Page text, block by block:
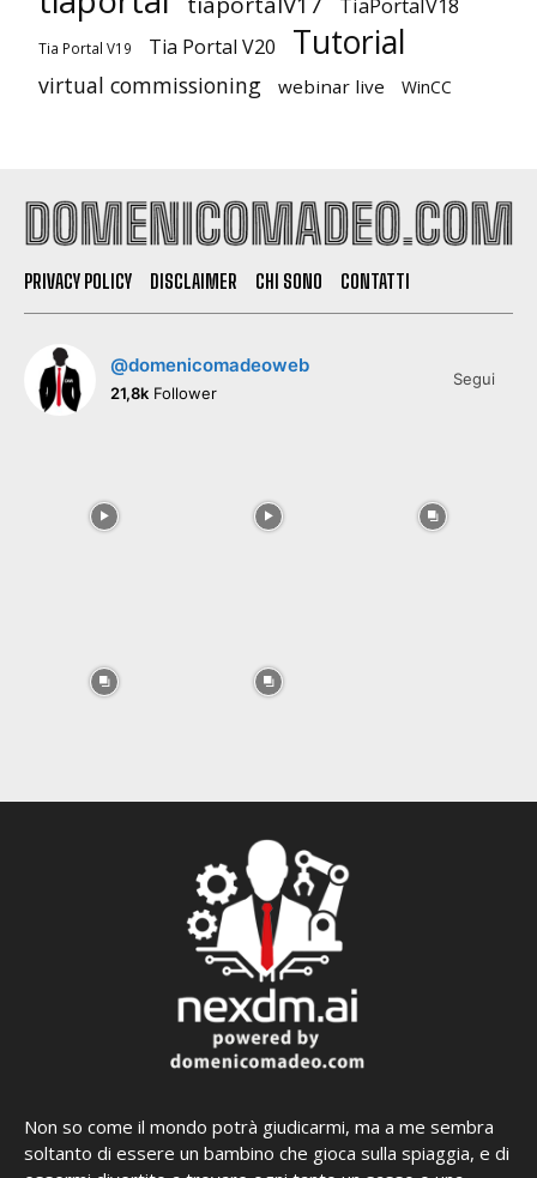
Tia Portal V19 Tia Portal V20 Tutorial
virtual commissioning webinar live WinCC
PRIVACY POLICY DISCLAIMER CHI SONO CONTATTI
@domenicomadeoweb
21,8k Follower
Segui
Non so come il mondo potrà giudicarmi, ma a me sembra
soltanto di essere un bambino che gioca sulla spiaggia, e di